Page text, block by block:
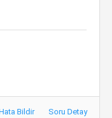
Bildir Soru Detay